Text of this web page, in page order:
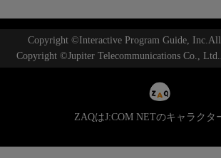
Copyright ©Interactive Program Guide, Inc.All
Copyright ©Jupiter Telecommunications Co.,
ZAQはJ:COM NETのキャラクタ